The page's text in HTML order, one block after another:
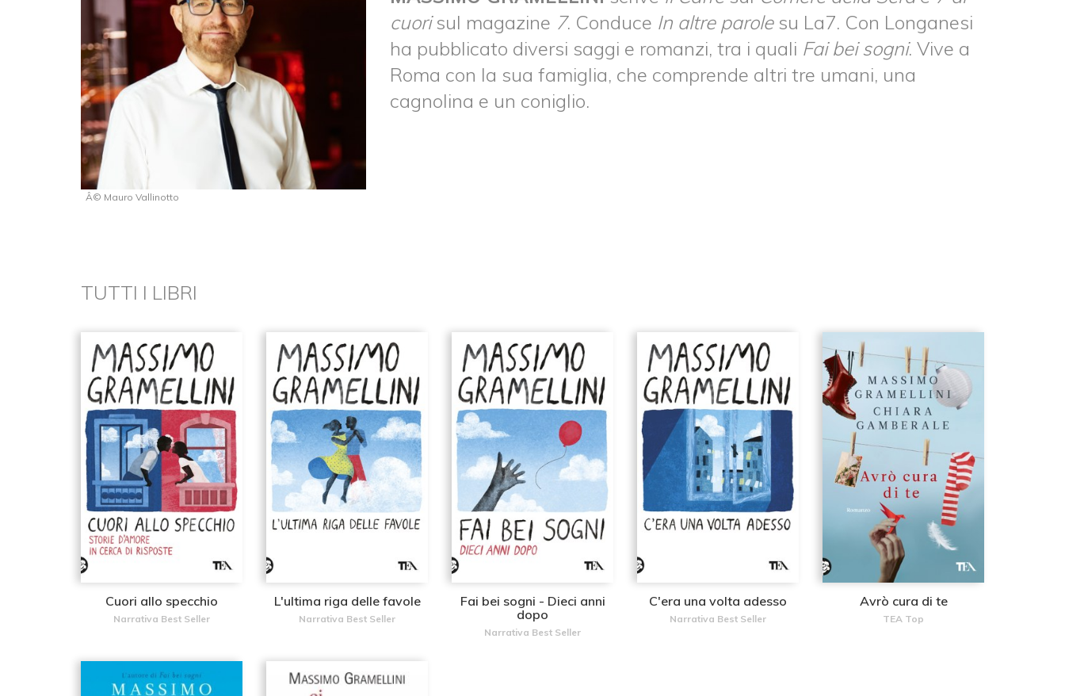
Â© Mauro Vallinotto
cuorisul magazine 7. Conduce In altre parole su La7. Con Longanesi
ha pubblicato diversi saggi e romanzi, tra i quali Fai bei sogni. Vive a
Roma con la sua famiglia, che comprende altri tre umani, una
cagnolina e un coniglio.
TUTTI I LIBRI
Cuori allo specchio
Narrativa Best Seller
L'ultima riga delle favole
Narrativa Best Seller
Fai bei sogni - Dieci anni
dopo
Narrativa Best Seller
C'era una volta adesso
Narrativa Best Seller
Avrò cura di te
TEA Top